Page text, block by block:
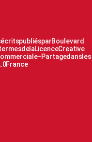
publiés par Boulevard
de la Licence Creative
– Partage dans les
France